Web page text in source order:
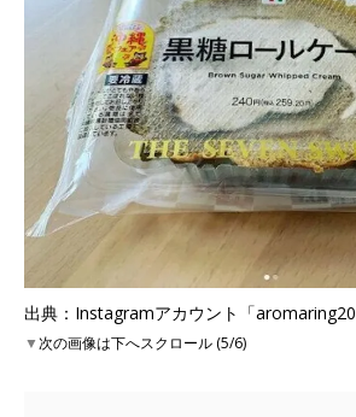
出典：Instagramアカウント「
▼次の画像は下へスクロール (5/6)